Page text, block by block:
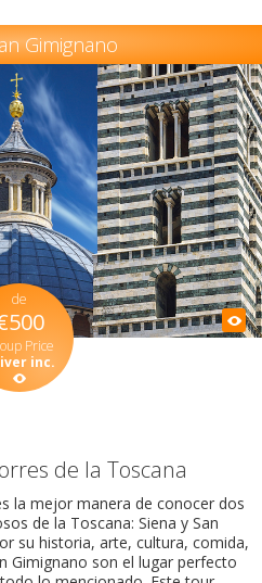
Gimignano
de
Price
inc.
de la Toscana
la mejor manera de conocer dos
de la Toscana: Siena y San
su historia, arte, cultura, comida,
Gimignano son el lugar perfecto